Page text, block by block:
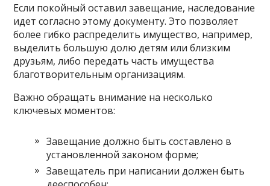
Если покойный оставил завещание, наследование
идет согласно этому документу. Это позволяет
более гибко распределить имущество, например,
выделить большую долю детям или близким
друзьям, либо передать часть имущества
благотворительным организациям.
Важно обращать внимание на несколько
ключевых моментов:
Завещание должно быть составлено в
установленной законом форме;
Завещатель при написании должен быть